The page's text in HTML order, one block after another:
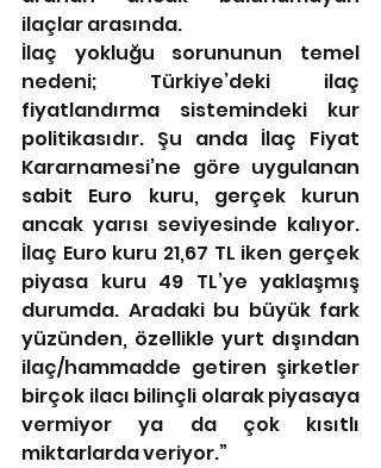
ilaçlar arasında.
İlaç yokluğu sorununun temel
nedeni; Türkiye’deki ilaç
fiyatlandırma sistemindeki kur
politikasıdır. Şu anda İlaç Fiyat
Kararnamesi’ne göre uygulanan
sabit Euro kuru, gerçek kurun
ancak yarısı seviyesinde kalıyor.
İlaç Euro kuru 21,67 TL iken gerçek
piyasa kuru 49 TL’ye yaklaşmış
durumda. Aradaki bu büyük fark
yüzünden, özellikle yurt dışından
ilaç/hammadde getiren şirketler
birçok ilacı bilinçli olarak piyasaya
vermiyor ya da çok kısıtlı
miktarlarda veriyor.”